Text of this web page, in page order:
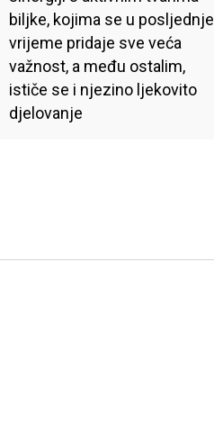
biljke, kojima se u posljednje
vrijeme pridaje sve veća
važnost, a među ostalim,
ističe se i njezino ljekovito
djelovanje